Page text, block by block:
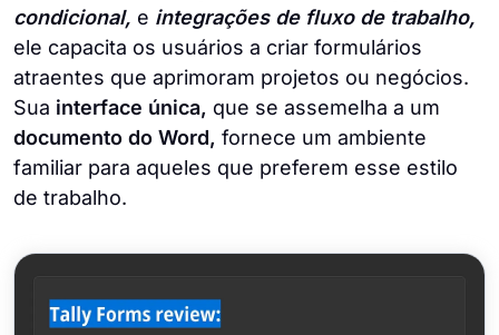
condicional, e integrações de fluxo de trabalho,
ele capacita os usuários a criar formulários
atraentes que aprimoram projetos ou negócios.
Sua interface única, que se assemelha a um
documento do Word, fornece um ambiente
familiar para aqueles que preferem esse estilo
de trabalho.